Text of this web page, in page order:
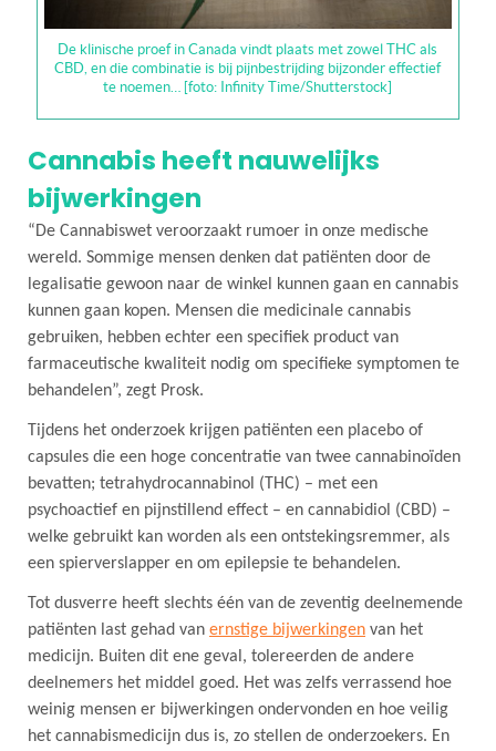
De klinische proef in Canada vindt plaats met zowel THC als
CBD, en die combinatie is bij pijnbestrijding bijzonder effectief
te noemen… [foto: Infinity Time/Shutterstock]
Cannabis heeft nauwelijks
bijwerkingen
“De Cannabiswet veroorzaakt rumoer in onze medische
wereld. Sommige mensen denken dat patiënten door de
legalisatie gewoon naar de winkel kunnen gaan en cannabis
kunnen gaan kopen. Mensen die medicinale cannabis
gebruiken, hebben echter een specifiek product van
farmaceutische kwaliteit nodig om specifieke symptomen te
behandelen”, zegt Prosk.
Tijdens het onderzoek krijgen patiënten een placebo of
capsules die een hoge concentratie van twee cannabinoïden
bevatten; tetrahydrocannabinol (THC) – met een
psychoactief en pijnstillend effect – en cannabidiol (CBD) –
welke gebruikt kan worden als een ontstekingsremmer, als
een spierverslapper en om epilepsie te behandelen.
Tot dusverre heeft slechts één van de zeventig deelnemende
patiënten last gehad van ernstige bijwerkingen van het
medicijn. Buiten dit ene geval, tolereerden de andere
deelnemers het middel goed. Het was zelfs verrassend hoe
weinig mensen er bijwerkingen ondervonden en hoe veilig
het cannabismedicijn dus is, zo stellen de onderzoekers. En